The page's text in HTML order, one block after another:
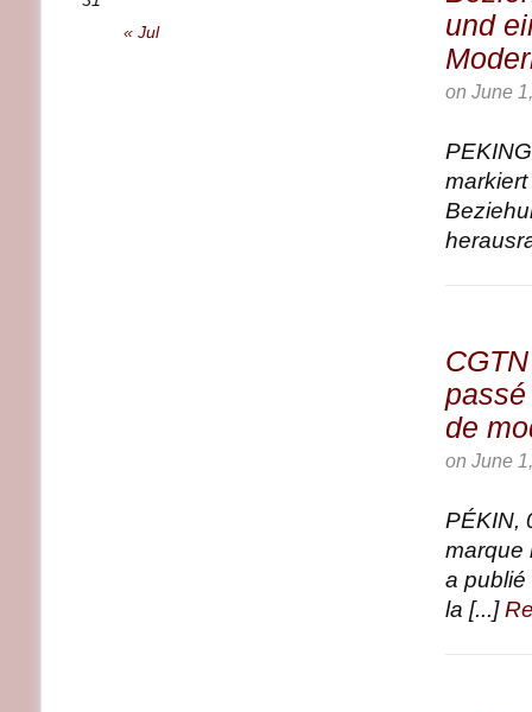
und
on June
de
on June
PÉKIN,
marque
a publié
la [...]
« Jul